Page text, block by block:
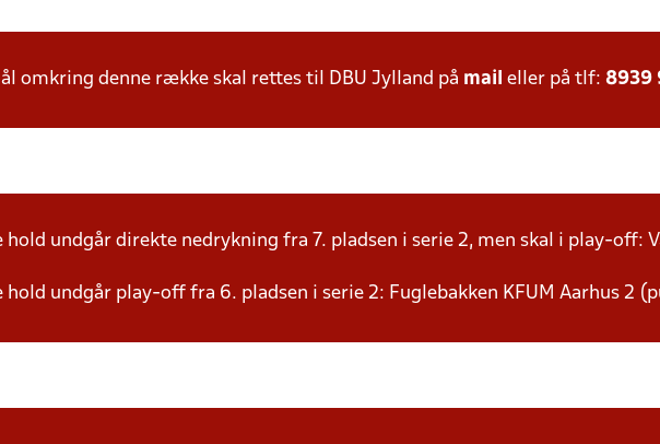
omkring denne række skal rettes til DBU Jylland på mail eller på tlf: 8939
hold undgår direkte nedrykning fra 7. pladsen i serie 2, men skal i play-off:
hold undgår play-off fra 6. pladsen i serie 2: Fuglebakken KFUM Aarhus 2